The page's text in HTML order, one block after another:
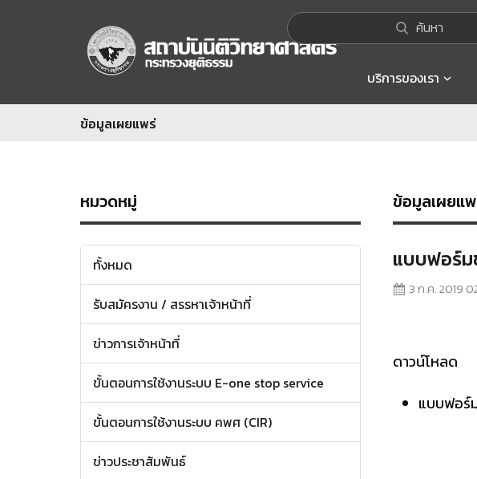
ค้นหา
บริการของเรา
ข้อมูลเผยแพร่
หมวดหมู่
ทั้งหมด
รับสมัครงาน / สรรหาเจ้าหน้าที่
ข่าวการเจ้าหน้าที่
ขั้นตอนการใช้งานระบบ E-one stop service
ขั้นตอนการใช้งานระบบ คพศ (CIR)
ข่าวประชาสัมพันธ์
ข้อมูลเผยแ
แบบฟอร์ม
3 ก.ค. 2019
ดาวน์โหลด
แบบฟอร์